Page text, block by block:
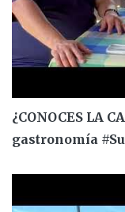
¿CONOCES LA
gastronomía